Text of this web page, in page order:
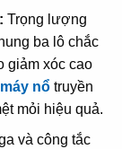
Trọng lượng
ba lô chắc
giảm xóc cao
máy nổtruyền
mỏi hiệu quả.
và công tắc